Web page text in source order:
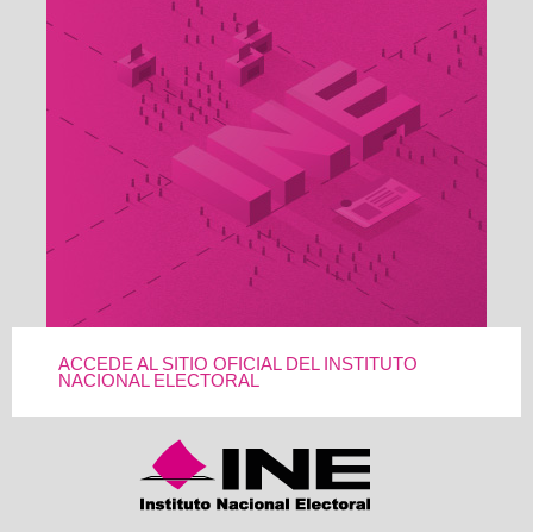
ACCEDE AL SITIO OFICIAL DEL INSTITUTO
NACIONAL ELECTORAL